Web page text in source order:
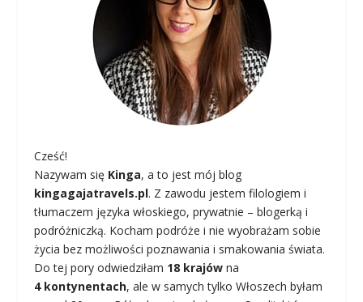
Cześć!
Nazywam się Kinga, a to jest mój blog
kingagajatravels.pl. Z zawodu jestem filologiem i
tłumaczem języka włoskiego, prywatnie – blogerką i
podróżniczką. Kocham podróże i nie wyobrażam sobie
życia bez możliwości poznawania i smakowania świata.
Do tej pory odwiedziłam 18 krajów na
4 kontynentach, ale w samych tylko Włoszech byłam